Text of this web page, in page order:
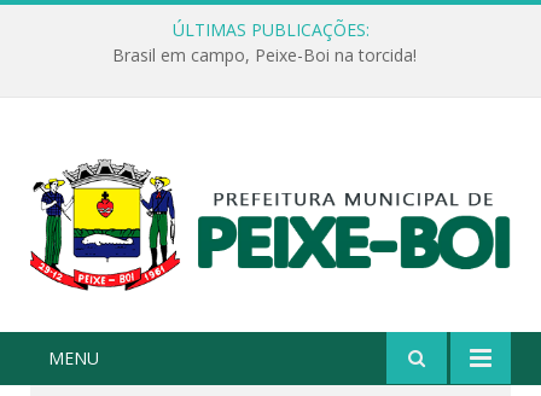
ÚLTIMAS PUBLICAÇÕES:
Brasil em campo, Peixe-Boi na torcida!
MENU